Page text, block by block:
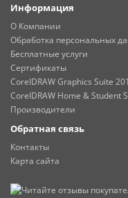
Информация
О Компании
Обработка персональных
Бесплатные услуги
Сертификаты
CorelDRAW Graphics Suite
CorelDRAW Home & Student
Производители
Обратная связь
Контакты
Карта сайта